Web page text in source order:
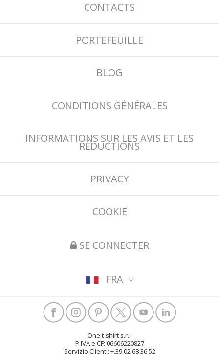
CONTACTS
PORTEFEUILLE
BLOG
CONDITIONS GÉNÉRALES
INFORMATIONS SUR LES AVIS ET LES
RÉDUCTIONS
PRIVACY
COOKIE
SE CONNECTER
FRA
One t-shirt s.r.l.
P.IVA e CF: 06606220827
Servizio Clienti: +.39 02 68 36 52